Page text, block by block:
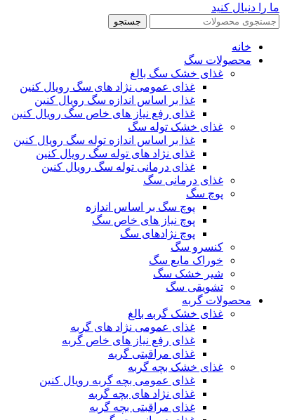
ما را دنبال کنید
جستجو
خانه
محصولات سگ
غذای خشک سگ بالغ
غذای عمومی نژاد های سگ رویال کنین
غذا بر اساس اندازه سگ رویال کنین
غذای رفع نیاز های خاص سگ رویال کنین
غذای خشک توله سگ
غذا بر اساس اندازه توله سگ رویال کنین
غذای نژاد های توله سگ رویال کنین
غذای درمانی توله سگ رویال کنین
غذای درمانی سگ
پوچ سگ
پوچ سگ بر اساس اندازه
پوچ نیاز های خاص سگ
پوچ نژادهای سگ
کنسرو سگ
خوراک مایع سگ
شیر خشک سگ
تشویقی سگ
محصولات گربه
غذای خشک گربه بالغ
غذای عمومی نژاد های گربه
غذای رفع نیاز های خاص گربه
غذای مراقبتی گربه
غذای خشک بچه گربه
غذای عمومی بچه گربه رویال کنین
غذای نژاد های بچه گربه
غذای مراقبتی بچه گربه